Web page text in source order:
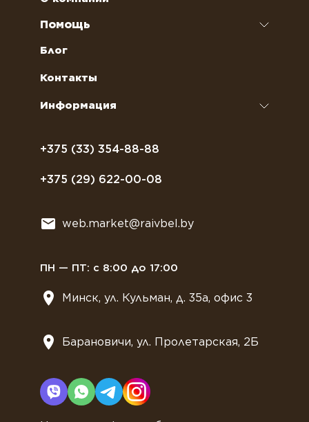
+375 (33) 354-88-88
+375 (29) 622-00-08
web.market@raivbel.by
ПН — ПТ: с 8:00 до 17:00
Минск, ул. Кульман, д. 35а, офис 3
Барановичи, ул. Пролетарская, 2Б
Наполнители для вендинговых автоматов
Кофейное оборудование
Ремонт кофемашин и кофеварок
Обслуживание профессиональных
Курсы бариста
Помощь
Как оформить заказ
Условия доставки
Блог
Контакты
Информация
Договор оферты